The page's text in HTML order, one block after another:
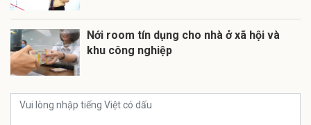
Nới room tín dụng cho nhà ở xã hội và
khu công nghiệp